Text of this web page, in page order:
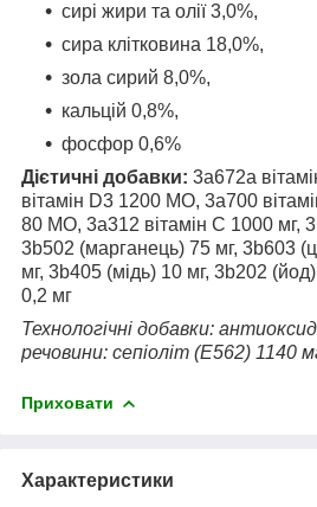
сирі жири та олії 3,0%,
сира клітковина 18,0%,
зола сирий 8,0%,
кальцій 0,8%,
фосфор 0,6%
Дієтичні добавки: 3a672a
вітамін D3 1200 МО, 3a700
80 МО, 3a312 вітамін С 1000 мг,
3b502 (марганець) 75 мг, 3b603
мг, 3b405 (мідь) 10 мг, 3b202
0,2 мг
Технологічні добавки:
речовини: сепіоліт (E562) 1140
Приховати
Характеристики